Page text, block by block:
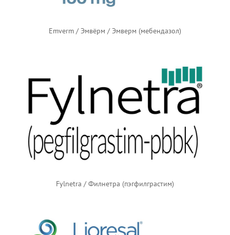
Emverm / Эмвёрм / Эмверм (мебендазол)
Fylnetra / Филнетра (пэгфилграстим)